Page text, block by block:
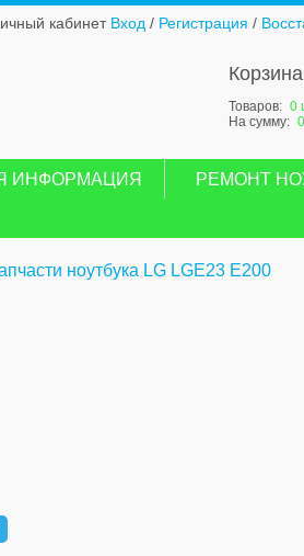
кабинет Вход / Регистрация /
Корзина
Товаров: 0
На сумму:
ИНФОРМАЦИЯ РЕМОНТ
ноутбука LG LGE23 E200